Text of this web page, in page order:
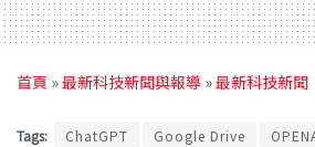
首頁 »最新科技新聞與報導 »最新科技新聞
Tags: ChatGPT Google Drive